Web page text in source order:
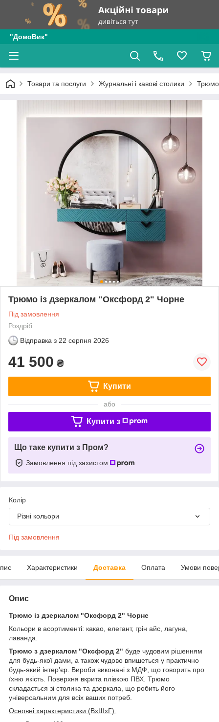
"ДомоВик"
Товари та послуги Журнальні і кавові столики Трюмо
Трюмо із дзеркалом "Оксфорд 2" Чорне
Під замовлення
Роздріб
Відправка з 22 серпня 2026
41 500 ₴
Купити
або
Купити з
Що таке купити з Пром?
Замовлення під захистом
Колір
Різні кольори
Під замовлення
Характеристики Доставка Оплата Умови
Опис
Трюмо із дзеркалом "Оксфорд 2" Чорне
Кольори в асортименті: какао, елегант, грін айс, лагуна,
лаванда.
Трюмо з дзеркалом "Оксфорд 2" буде чудовим рішенням
для будь-якої дами, а також чудово впишеться у практично
будь-який інтер'єр. Вироби виконані з МДФ, що говорить про
їхню якість. Поверхня вкрита плівкою ПВХ. Трюмо
складається зі столика та дзеркала, що робить його
універсальним для всіх ваших потреб.
Основні характеристики (ВхШхГ):